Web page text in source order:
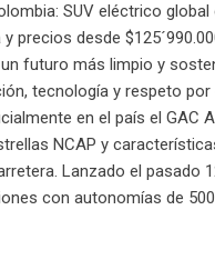
SUV eléctrico
precios desde
futuro más limpio y
tecnología y respeto
en el país el GAC
NCAP y
Lanzado el pasado
con autonomías de